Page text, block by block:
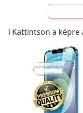
ℹ️ Kattintson a